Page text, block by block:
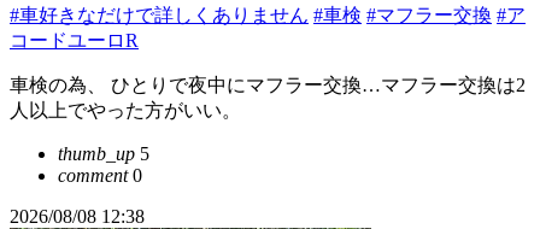
#車好きなだけで詳しくありません #車検 #マフラー交換 #ア
コードユーロR
車検の為、 ひとりで夜中にマフラー交換…マフラー交換は2
人以上でやった方がいい。
thumb_up 5
comment0
2026/08/08 12:38